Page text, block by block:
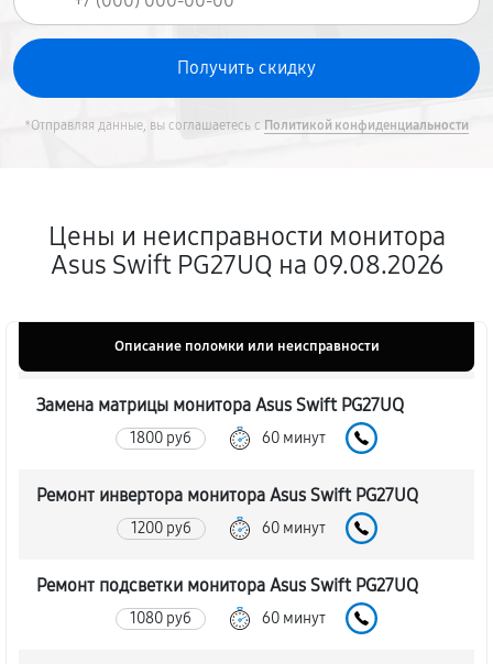
*Отправляя данные, вы соглашаетесь с Политикой конфиденциальности
Цены и неисправности монитора
Asus Swift PG27UQ на 09.08.2026
Описание поломки или неисправности
Замена матрицы монитора Asus Swift PG27UQ
1800 руб 60 минут
Ремонт инвертора монитора Asus Swift PG27UQ
1200 руб 60 минут
Ремонт подсветки монитора Asus Swift PG27UQ
1080 руб 60 минут